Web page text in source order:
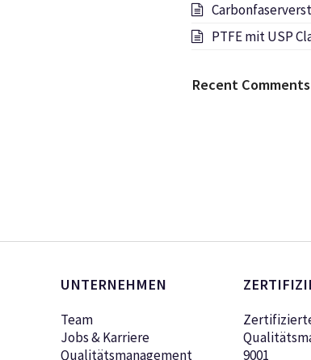
PTFE mit USP
Recent Comments
UNTERNEHMEN
Team
Jobs & Karriere
Qualitätsmanagement
9001